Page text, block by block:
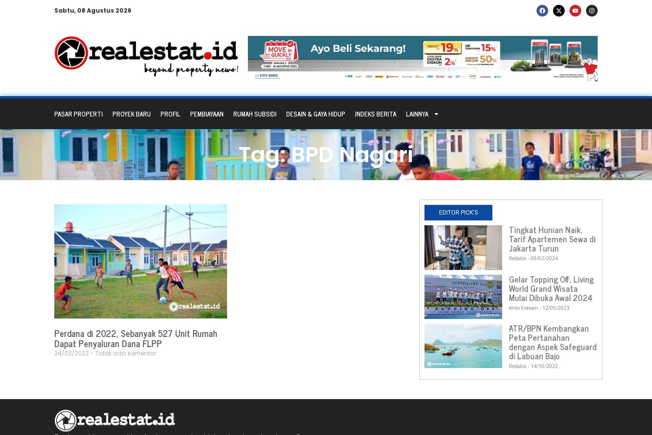
Sabtu, 08 Agustus 2026
PASAR PROPERTI PROYEK BARU PROFIL PEMBIAYAAN RUMAH SUBSIDI DESAIN & GAYA HIDUP INDEKS BERITA LAINNYA
Tag: BPD Nagari
Perdana di 2022, Sebanyak 527 Unit Rumah
Dapat Penyaluran Dana FLPP
24/02/2022 Tidak ada komentar
EDITOR PICK'S
Tingkat Hunian Naik,
Tarif Apartemen Sewa di
Jakarta Turun
Redaksi 09/02/2024
Gelar Topping Off, Living
World Grand Wisata
Mulai Dibuka Awal 2024
Anto Erawan 12/05/2023
ATR/BPN Kembangkan
Peta Pertanahan
dengan Aspek Safeguard
di Labuan Bajo
Redaksi 14/10/2022